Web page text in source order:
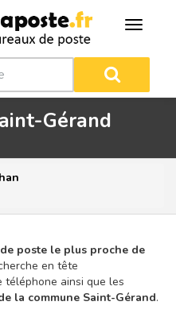
Gérand
poste le plus proche de
en tête
téléphone ainsi que les
la commune Saint-Gérand.